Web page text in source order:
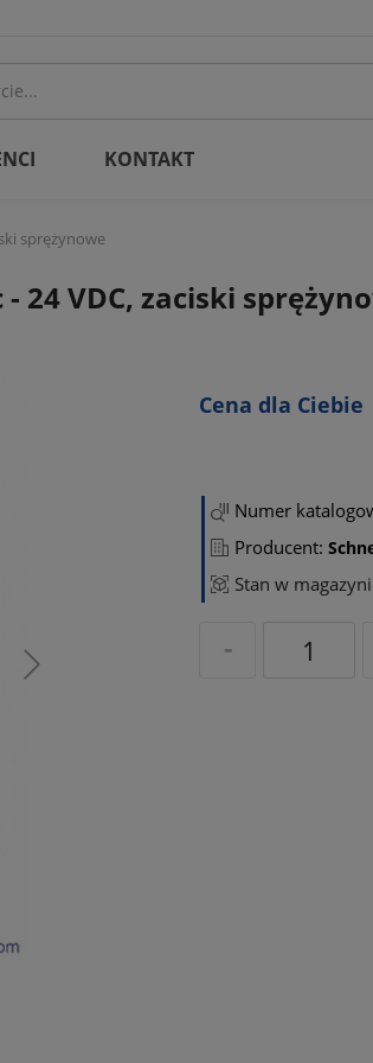
KONTAKT
sprężynowe
24 VDC, zaciski
Cena dla Ciebie
Numer
Producent:
Stan w